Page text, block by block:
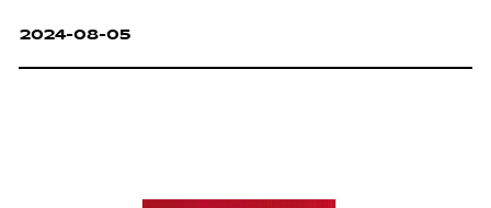
2024-08-05